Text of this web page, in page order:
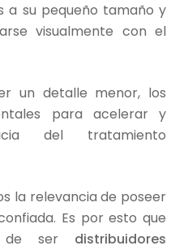
a su pequeño tamaño y
visualmente con el
un detalle menor, los
para acelerar y
del tratamiento
la relevancia de poseer
Es por esto que
de ser distribuidores